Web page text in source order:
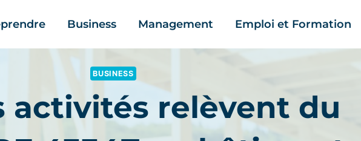
Business Management Emploi et Formation
BUSINESS
activités relèvent du